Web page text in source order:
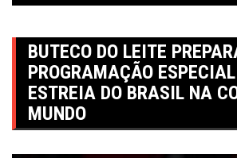
BUTECO DO LEITE
PROGRAMAÇÃO
ESTREIA DO BRASIL NA
MUNDO